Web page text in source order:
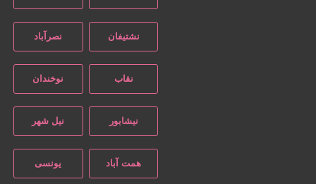
نشتیفان نصرآباد
نقاب نوخندان
نیشابور نیل شهر
همت آباد یونسی